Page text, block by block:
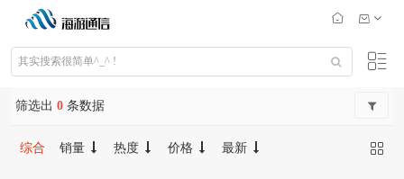
筛选出 0 条数据
综合 销量 热度 价格 最新